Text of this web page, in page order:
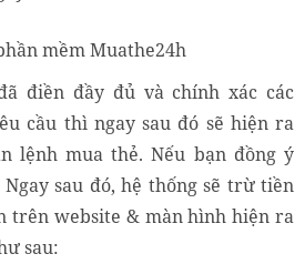
điền đầy đủ và chính xác các
cầu thì ngay sau đó sẽ hiện ra
lệnh mua thẻ. Nếu bạn đồng ý
Ngay sau đó, hệ thống sẽ trừ tiền
trên website & màn hình hiện ra
sau: